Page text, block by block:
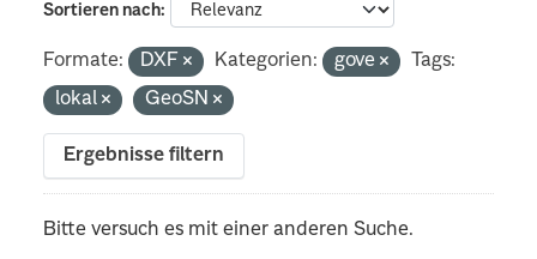
Sortieren nach
Formate: DXF Kategorien: gove
Tags:
lokal
GeoSN
Ergebnisse filtern
Bitte versuch es mit einer anderen Suche.